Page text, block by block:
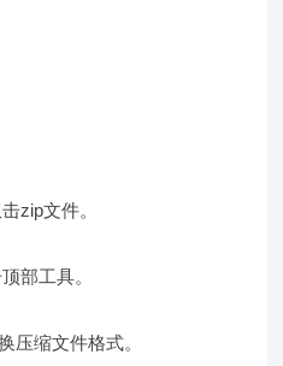
zip文件。
部工具。
压缩文件格式。